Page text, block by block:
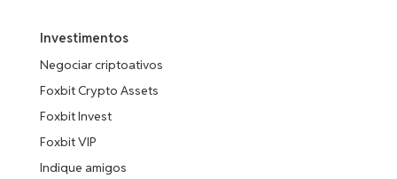
Investimentos
Negociar criptoativos
Foxbit Crypto Assets
Foxbit Invest
Foxbit VIP
Indique amigos